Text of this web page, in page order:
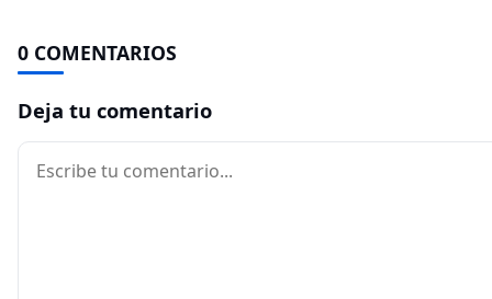
0 COMENTARIOS
Deja tu comentario
Comentario